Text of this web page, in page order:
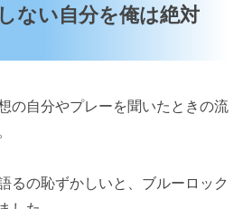
ない自分を俺は絶対
の自分やプレーを聞いたときの流
るの恥ずかしいと、ブルーロック